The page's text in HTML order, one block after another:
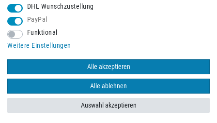
© 2026 Burbach+Goetz Deutsche Sanitätshaus GmbH
vorbehalten. Alle Preise verstehen sich inklusive der Mehrwertsteuer,
zuzüglich der Versandkosten.
DHL Wunschzustellung
PayPal
Funktional
Weitere Einstellungen
Alle akzeptieren
Alle ablehnen
Auswahl akzeptieren
BACK TO TOP